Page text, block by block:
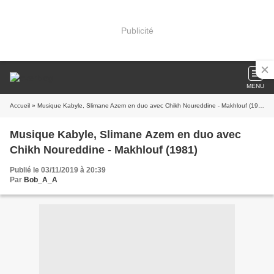
Publicité
MENU
Accueil » Musique Kabyle, Slimane Azem en duo avec Chikh Noureddine - Makhlouf (1981)
Musique Kabyle, Slimane Azem en duo avec
Chikh Noureddine - Makhlouf (1981)
Publié le 03/11/2019 à 20:39
Par Bob_A_A